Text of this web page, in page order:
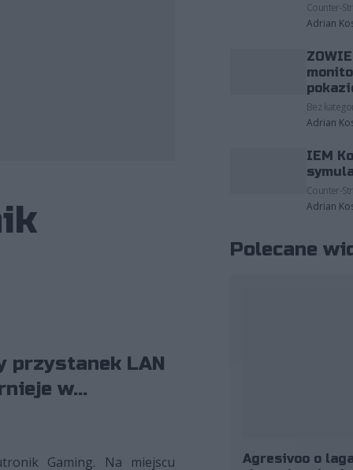
przystanek LAN
w...
Gaming. Na miejscu
Counter-
Adrian
Bez
Adrian
IEM
Counter-
Adrian
Polecane
Agresivoo o